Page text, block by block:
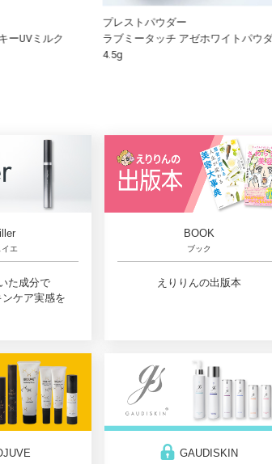
プレストパウダー
ラブミータッチ アゼホワイトパウダー
イエ
た成分で
ケア実感を
BOOK
ブック
えりりんの出版本
GAUDISKIN